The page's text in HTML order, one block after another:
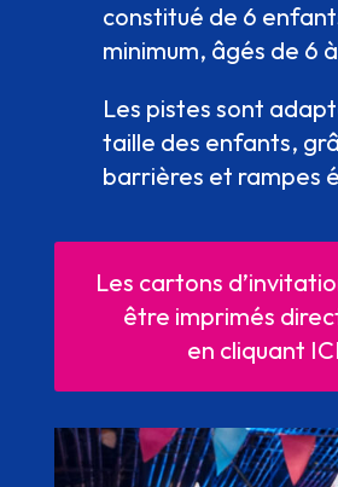
constitué de 6
minimum, âgés de 6
Les pistes sont
taille des enfants,
barrières et rampes
Les cartons
être imprimés
en cliquant